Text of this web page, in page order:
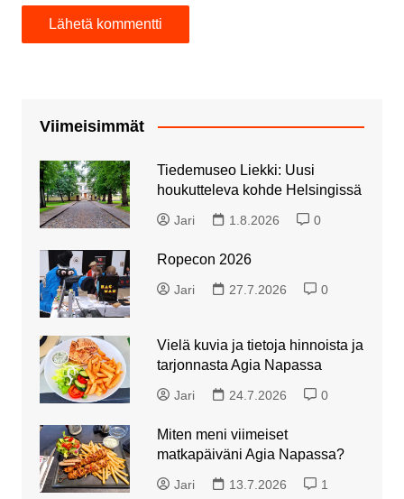
Viimeisimmät
Tiedemuseo Liekki: Uusi
houkutteleva kohde Helsingissä
Jari 1.8.2026 0
Ropecon 2026
Jari 27.7.2026 0
Vielä kuvia ja tietoja hinnoista ja
tarjonnasta Agia Napassa
Jari 24.7.2026 0
Miten meni viimeiset
matkapäiväni Agia Napassa?
Jari 13.7.2026 1